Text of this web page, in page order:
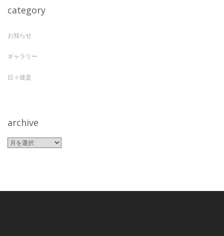
category
お知らせ
ギャラリー
日々彼是
archive
archive